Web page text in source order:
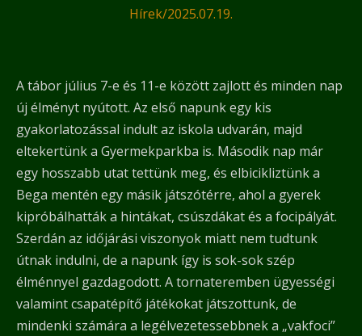
Hírek/2025.07.19.
A tábor július 7-e és 11-e között zajlott és minden nap
új élményt nyútott. Az első napunk egy kis
gyakorlatozással indult az iskola udvarán, majd
eltekertünk a Gyermekparkba is. Második nap már
egy hosszabb utat tettünk meg, és elbicikliztünk a
Bega mentén egy másik játszótérre, ahol a gyerek
kipróbálhatták a hintákat, csúszdákat és a focipályát.
Szerdán az időjárási viszonyok miatt nem tudtunk
útnak indulni, de a napunk így is sok-sok szép
élménnyel gazdagodott. A tornateremben ügyességi
valamint csapatépítő játékokat játszottunk, de
mindenki számára a legélvezetessebbnek a „vakfoci”